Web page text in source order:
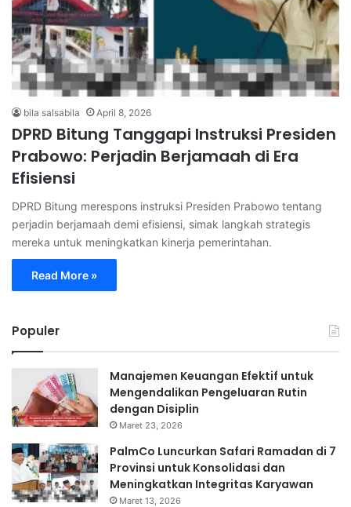
bila salsabila April 8, 2026
DPRD Bitung Tanggapi Instruksi Presiden
Prabowo: Perjadin Berjamaah di Era
Efisiensi
DPRD Bitung merespons instruksi Presiden Prabowo tentang
perjadin berjamaah demi efisiensi, simak langkah strategis
mereka untuk meningkatkan kinerja pemerintahan.
Read More »
Populer
Manajemen Keuangan Efektif untuk
Mengendalikan Pengeluaran Rutin
dengan Disiplin
Maret 23, 2026
PalmCo Luncurkan Safari Ramadan di 7
Provinsi untuk Konsolidasi dan
Meningkatkan Integritas Karyawan
Maret 13, 2026